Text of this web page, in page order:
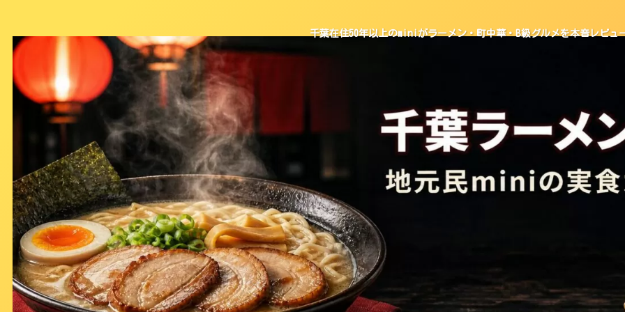
千葉在住50年以上のminiがラーメン・町中華・B級グルメを本音レビュ